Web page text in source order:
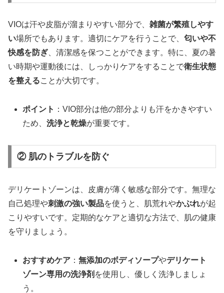
VIOは汗や皮脂が溜まりやすい部分で、 雑菌が繁殖しやす
い場所でもあります。適切にケアを行うことで、 匂いや不
快感を防ぎ、清潔感を保つことができます。特に、夏の暑
い時期や運動後には、しっかりケアをすることで衛生状態
を整えることが大切です。
ポイント ：VIO部分は他の部分よりも汗をかきやすい
ため、洗浄と乾燥が重要です。
② 肌のトラブルを防ぐ
デリケートゾーンは、皮膚が薄く敏感な部分です。無理な
自己処理や刺激の強い製品を使うと、肌荒れやかぶれが起
こりやすいです。定期的なケアと適切な方法で、肌の健康
を守りましょう。
おすすめケア ：無添加のボディソープやデリケート
ゾーン専用の洗浄剤 を使用し、優しく洗浄しましょ
う。